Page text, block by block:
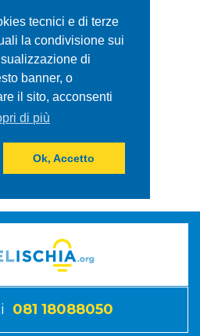
tecnici e di terze
la condivisione sui
di
banner, o
il sito, acconsenti
di più
Ok, Accetto
081 18088050